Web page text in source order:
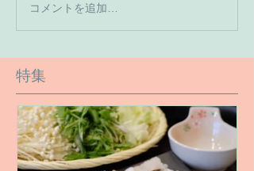
【６月１６日のご予約状
況です】
コメントを追加…
特集